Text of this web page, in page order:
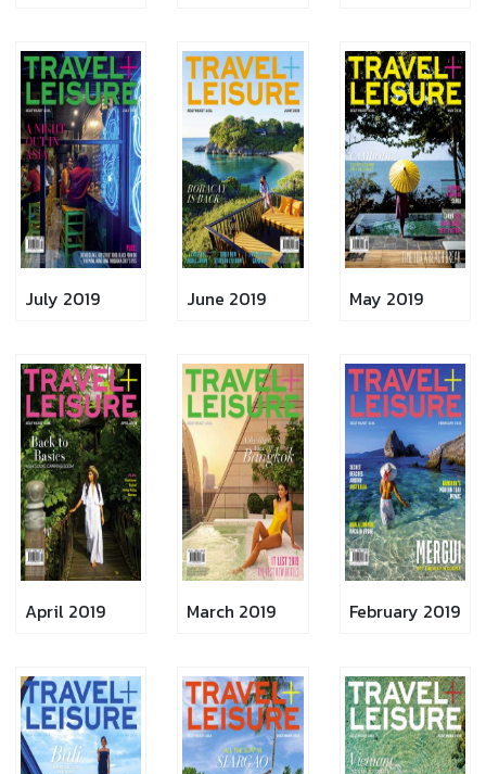
July 2019 June 2019 May 2019
April 2019 March 2019 February 2019